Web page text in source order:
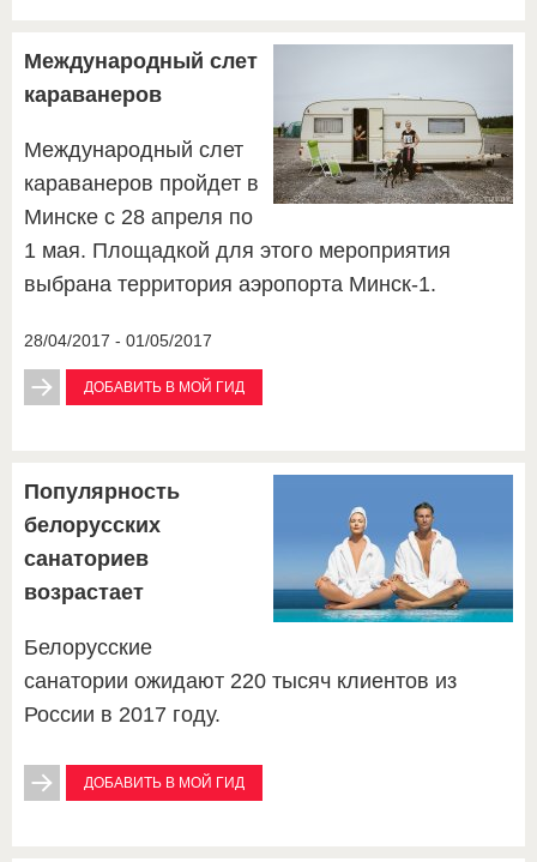
Международный слет
караванеров
Международный слет
караванеров пройдет в
Минске с 28 апреля по
1 мая. Площадкой для этого мероприятия
выбрана территория аэропорта Минск-1.
28/04/2017 - 01/05/2017
ДОБАВИТЬ В МОЙ ГИД
Популярность
белорусских
санаториев
возрастает
Белорусские
санатории ожидают 220 тысяч клиентов из
России в 2017 году.
ДОБАВИТЬ В МОЙ ГИД